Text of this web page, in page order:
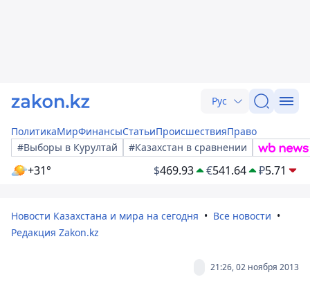
Рус
ПолитикаМирФинансыСтатьиПроисшествияПраво
#Выборы в Курултай
#Казахстан в сравнении
+31° $469.93 €541.64 ₽5.71
Новости Казахстана и мира на сегодня
Все новости
Редакция Zakon.kz
21:26, 02 ноября 2013